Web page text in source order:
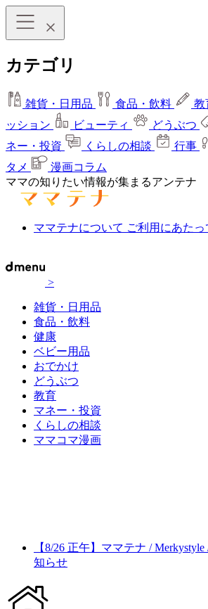
カテゴリ
雑貨・日用品 食品・飲料 教
ッション
ビューティ どうぶつ
ネー・投資
くらしの相談 行事
タメ
漫画コラム
ママの知りたい情報が集まるアンテナ
ママテナについて ご利用にあたっ
>
雑貨・日用品
食品・飲料
健康
ベビー用品
おでかけ
どうぶつ
教育
マネー・投資
くらしの相談
ママコマ漫画
【8/26 正午】ママテナ /
知らせ